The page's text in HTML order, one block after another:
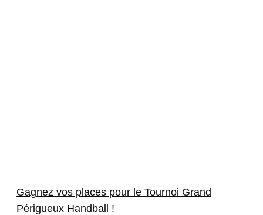
Gagnez vos places pour le Tournoi Grand
Périgueux Handball !